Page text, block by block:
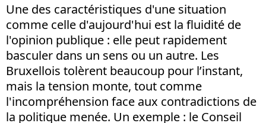
Une des caractéristiques d'une situation
comme celle d'aujourd'hui est la fluidité de
l'opinion publique : elle peut rapidement
basculer dans un sens ou un autre. Les
Bruxellois tolèrent beaucoup pour l’instant,
mais la tension monte, tout comme
l'incompréhension face aux contradictions de
la politique menée. Un exemple : le Conseil